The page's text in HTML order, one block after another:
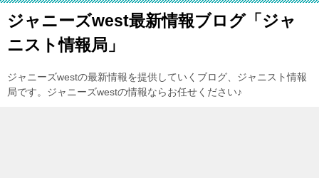
ジャニーズwest最新情報ブログ「ジャ
ニスト情報局」
ジャニーズwestの最新情報を提供していくブログ、ジャニスト情報
局です。ジャニーズwestの情報ならお任せください♪